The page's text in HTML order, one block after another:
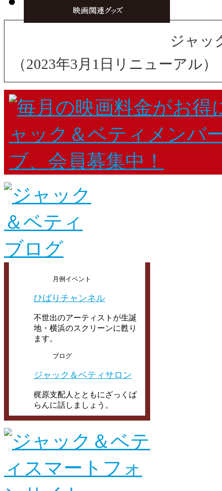
ジャッ
（2023年3月1日リニューアル）
月例イベント
ひばりチャンネル
不世出のアーティストが生誕
地・横浜のスクリーンに甦り
ます。
ブログ
ジャック＆ベティサロン
梶原支配人とともにざっくば
らんに話しましょう。